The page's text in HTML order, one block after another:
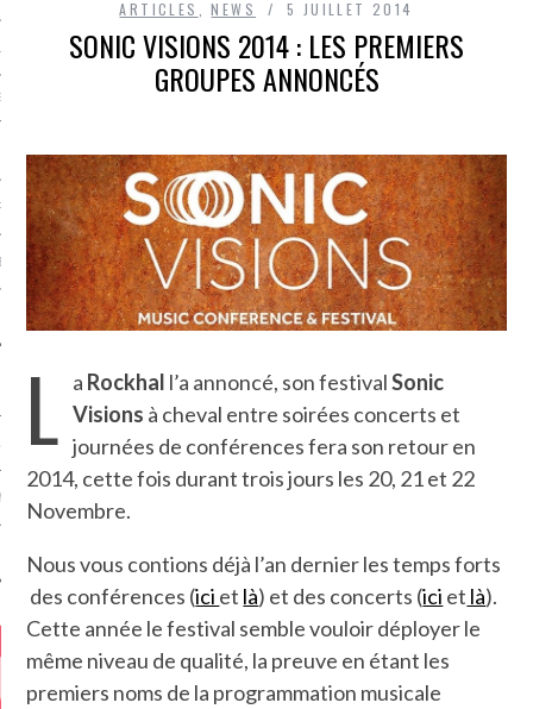
GROUPES DU LOCAL
ARTICLES ,NEWS 5 JUILLET 2014
SONIC VISIONS 2014 : LES PREMIERS
GROUPES ANNONCÉS
L a Rockhal l’a annoncé, son festivalSonic
Visions à cheval entre soirées concerts et
journées de conférences fera son retour en
2014, cette fois durant trois jours les 20, 21 et 22
Novembre.
Nous vous contions déjà l’an dernier les temps forts
des conférences (ici et là) et des concerts (ici et là).
Cette année le festival semblevouloirdéployer le
même niveau de qualité, la preuve en étant les
premiers noms de la programmation musicale